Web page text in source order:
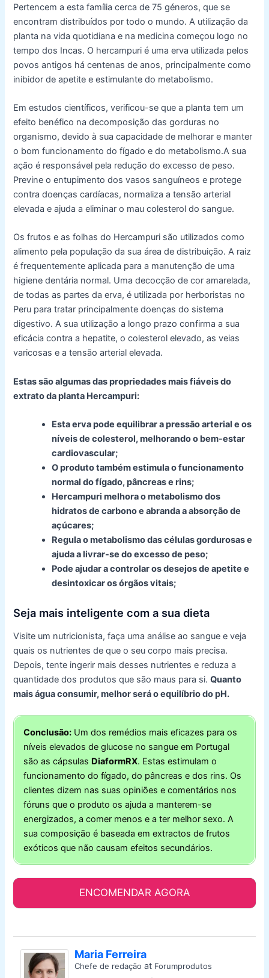
Pertencem a esta família cerca de 75 géneros, que se
encontram distribuídos por todo o mundo. A utilização da
planta na vida quotidiana e na medicina começou logo no
tempo dos Incas. O hercampuri é uma erva utilizada pelos
povos antigos há centenas de anos, principalmente como
inibidor de apetite e estimulante do metabolismo.
Em estudos científicos, verificou-se que a planta tem um
efeito benéfico na decomposição das gorduras no
organismo, devido à sua capacidade de melhorar e manter
o bom funcionamento do fígado e do metabolismo.A sua
ação é responsável pela redução do excesso de peso.
Previne o entupimento dos vasos sanguíneos e protege
contra doenças cardíacas, normaliza a tensão arterial
elevada e ajuda a eliminar o mau colesterol do sangue.
Os frutos e as folhas do Hercampuri são utilizados como
alimento pela população da sua área de distribuição. A raiz
é frequentemente aplicada para a manutenção de uma
higiene dentária normal. Uma decocção de cor amarelada,
de todas as partes da erva, é utilizada por herboristas no
Peru para tratar principalmente doenças do sistema
digestivo. A sua utilização a longo prazo confirma a sua
eficácia contra a hepatite, o colesterol elevado, as veias
varicosas e a tensão arterial elevada.
Estas são algumas das propriedades mais fiáveis do
extrato da planta Hercampuri:
Esta erva pode equilibrar a pressão arterial e os
níveis de colesterol, melhorando o bem-estar
cardiovascular;
O produto também estimula o funcionamento
normal do fígado, pâncreas e rins;
Hercampuri melhora o metabolismo dos
hidratos de carbono e abranda a absorção de
açúcares;
Regula o metabolismo das células gordurosas e
ajuda a livrar-se do excesso de peso;
Pode ajudar a controlar os desejos de apetite e
desintoxicar os órgãos vitais;
Seja mais inteligente com a sua dieta
Visite um nutricionista, faça uma análise ao sangue e veja
quais os nutrientes de que o seu corpo mais precisa.
Depois, tente ingerir mais desses nutrientes e reduza a
quantidade dos produtos que são maus para si.Quanto
mais água consumir, melhor será o equilíbrio do pH.
Conclusão: Um dos remédios mais eficazes para os
níveis elevados de glucose no sangue em Portugal
são as cápsulas DiaformRX. Estas estimulam o
funcionamento do fígado, do pâncreas e dos rins. Os
clientes dizem nas suas opiniões e comentários nos
fóruns que o produto os ajuda a manterem-se
energizados, a comer menos e a ter melhor sexo. A
sua composição é baseada em extractos de frutos
exóticos que não causam efeitos secundários.
ENCOMENDAR AGORA
Maria Ferreira
Chefe de redação at Forumprodutos